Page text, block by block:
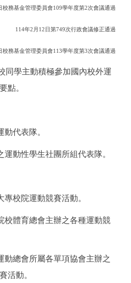
校務基金管理委員會109學年度第2次會議通過
114年2月12日第749次行政會議修正通過
校務基金管理委員會113學年度第3次會議通過
同學主動積極參加國內校外運
點。
代表隊。
運動性學生社團所組代表隊。
校院運動競賽活動。
校體育總會主辦之各種運動競
動總會所屬各單項協會主辦之
活動。